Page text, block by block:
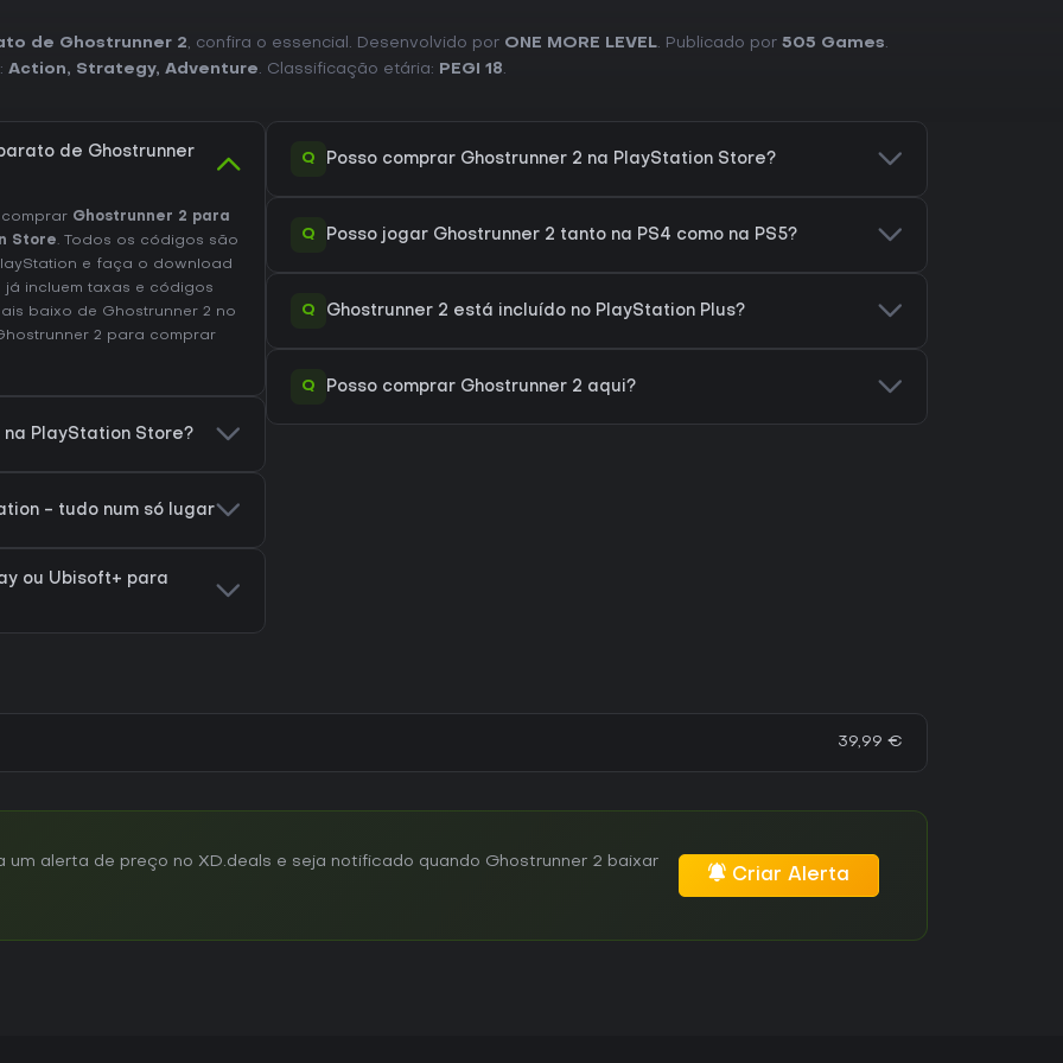
de Ghostrunner 2, confira o essencial. Desenvolvido por ONE MORE LEVEL. Publicado por 505 Games.
Action, Strategy, Adventure. Classificação etária: PEGI 18.
de Ghostrunner
Ghostrunner 2 para
Store. Todos os códigos são
e faça o download
incluem taxas e códigos
baixo de Ghostrunner 2 no
2 para comprar
PlayStation Store?
- tudo num só lugar
ou Ubisoft+ para
Q Posso comprar Ghostrunner 2 na PlayStation Store?
Q Posso jogar Ghostrunner 2 tanto na PS4 como na PS5?
Q Ghostrunner 2 está incluído no PlayStation Plus?
Q Posso comprar Ghostrunner 2 aqui?
39,99 €
um alerta de preço no XD.deals e seja notificado quando Ghostrunner 2 baixar
Criar Alerta